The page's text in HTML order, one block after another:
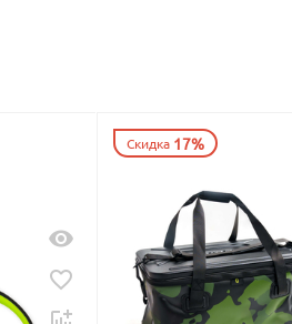
Скидка 17%